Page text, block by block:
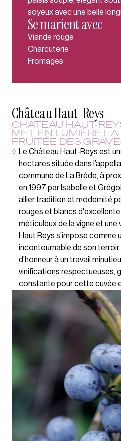
soyeux avec une belle
Se marient avec
Viande rouge
Charcuterie
Fromages
Château Haut-Reys
CHATEAU HAUT-
MET EN LUMIÈRE
FRUITÉE DES
◊ Le Château Haut-Reys est
hectares située dans
commune de La Brède, à
en 1997 par Isabelle et
allier tradition et modernité
rouges et blancs d'excellente
méticuleux de la vigne et
Haut Reys s’impose comme
incontournable de son
d’honneur à un travail
vinifications respectueuses,
constante pour cette cuvée